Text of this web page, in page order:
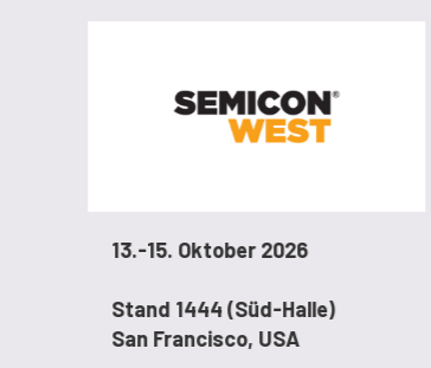
13.-15. Oktober 2026
Stand 1444 (Süd-Halle)
San Francisco, USA